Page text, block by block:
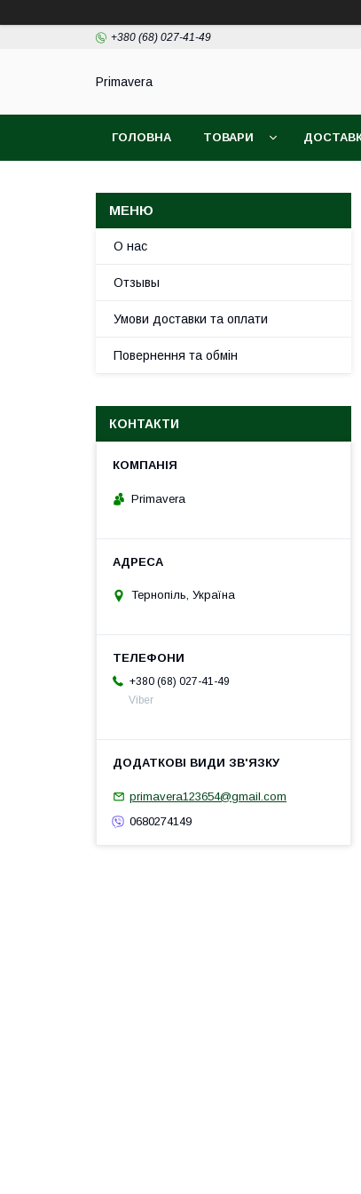
+380 (68) 027-41-49
Primavera
ГОЛОВНА ТОВАРИ
О нас
Отзывы
Умови доставки та оплати
Повернення та обмін
КОНТАКТИ
Primavera
Тернопіль, Україна
+380 (68) 027-41-49
Viber
primavera123654@gmail.com
0680274149